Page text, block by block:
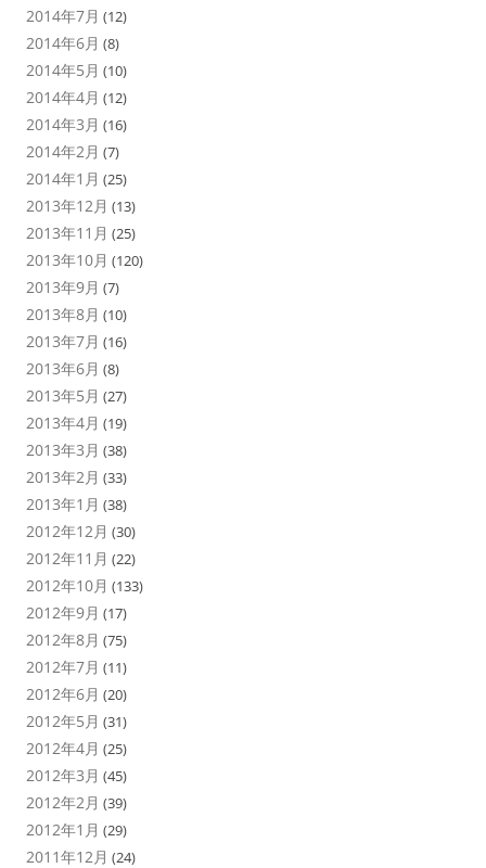
2014年7月 (12)
2014年6月 (8)
2014年5月 (10)
2014年4月 (12)
2014年3月 (16)
2014年2月 (7)
2014年1月 (25)
2013年12月 (13)
2013年11月 (25)
2013年10月 (120)
2013年9月 (7)
2013年8月 (10)
2013年7月 (16)
2013年6月 (8)
2013年5月 (27)
2013年4月 (19)
2013年3月 (38)
2013年2月 (33)
2013年1月 (38)
2012年12月 (30)
2012年11月 (22)
2012年10月 (133)
2012年9月 (17)
2012年8月 (75)
2012年7月 (11)
2012年6月 (20)
2012年5月 (31)
2012年4月 (25)
2012年3月 (45)
2012年2月 (39)
2012年1月 (29)
2011年12月 (24)